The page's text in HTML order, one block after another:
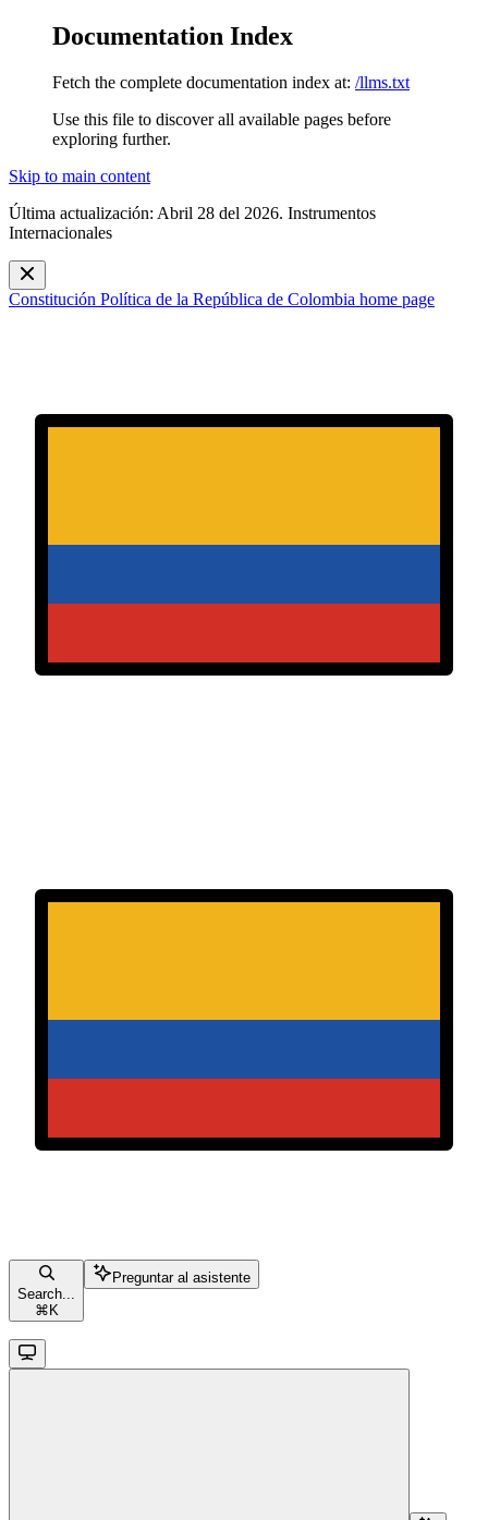
Documentation Index
Fetch the complete documentation index at: /llms.txt
Use this file to discover all available pages before
exploring further.
Skip to main content
Última actualización: Abril 28 del 2026. Instrumentos
Internacionales
Constitución Política de la República de Colombia home page
Search...
⌘ K
Preguntar al asistente